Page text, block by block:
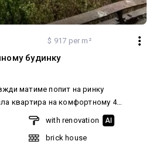
$ 917 per m²
будинку
матиме попит на ринку
квартира на комфортному 4
одразу. Переваги: •
та лоджія • Центральне опалення,
Лічильники на газ, воду та
with renovation AI
brick house